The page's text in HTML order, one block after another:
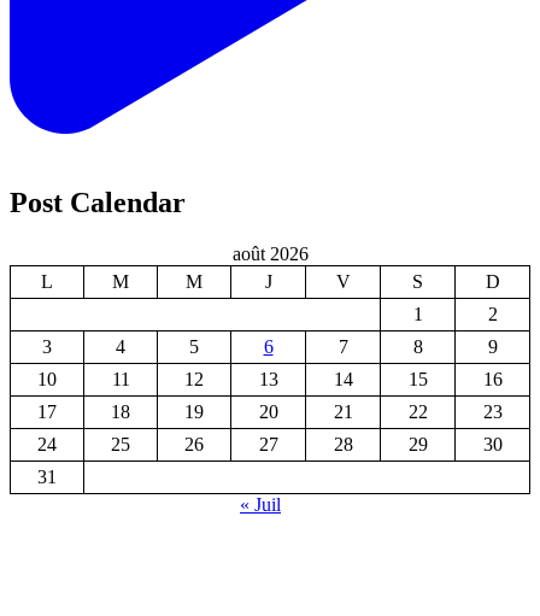
Post Calendar
août 2026
L
M M J V S
D
1
2
3
4 5 6 7 8
9
10
11 12 13 14 15
16
17
18 19 20 21 22
23
24
25 26 27 28 29
30
31
« Juil